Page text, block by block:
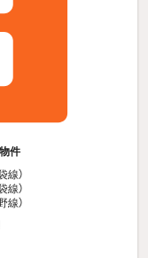
件
線）
線）
線）